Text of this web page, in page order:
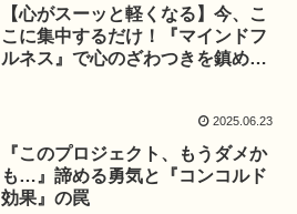
【心がスーッと軽くなる】今、こ
こに集中するだけ！『マインドフ
ルネス』で心のざわつきを鎮める
2025.06.23
『このプロジェクト、もうダメか
も…』諦める勇気と『コンコルド
効果』の罠